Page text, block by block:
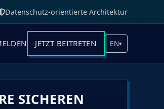
Datenschutz-orientierte Architektur
JETZT BEITRETEN EN▾
SICHEREN